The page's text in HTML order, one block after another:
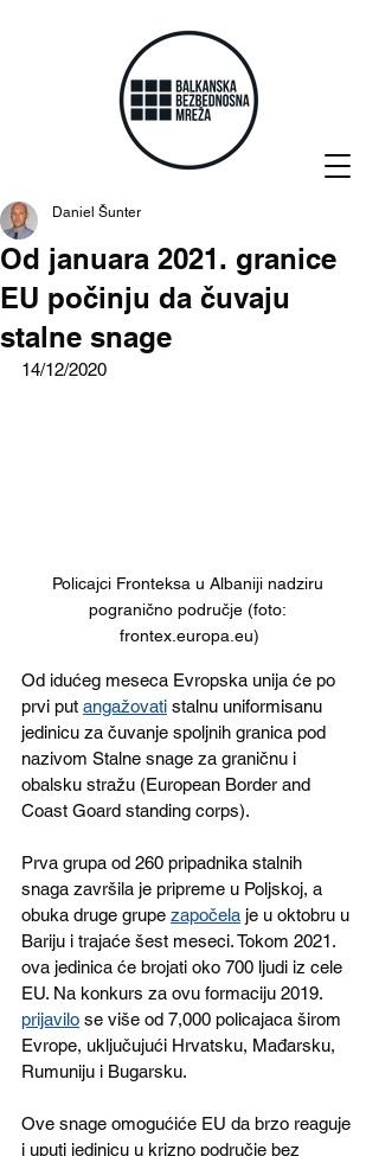
Od januara 2021. granice
EU počinju da čuvaju
stalne snage
Daniel Šunter
14/12/2020
Policajci Fronteksa u Albaniji nadziru
pogranično područje (foto:
frontex.europa.eu)
Od idućeg meseca Evropska unija će po
prvi put angažovati stalnu uniformisanu
jedinicu za čuvanje spoljnih granica pod
nazivom Stalne snage za graničnu i
obalsku stražu (European Border and
Coast Goard standing corps).
Prva grupa od 260 pripadnika stalnih
snaga završila je pripreme u Poljskoj, a
obuka druge grupe započela je u oktobru u
Bariju i trajaće šest meseci. Tokom 2021.
ova jedinica će brojati oko 700 ljudi iz cele
EU. Na konkurs za ovu formaciju 2019.
prijavilo se više od 7,000 policajaca širom
Evrope, uključujući Hrvatsku, Mađarsku,
Rumuniju i Bugarsku.
Ove snage omogućiće EU da brzo reaguje
i uputi jedinicu u krizno područje bez